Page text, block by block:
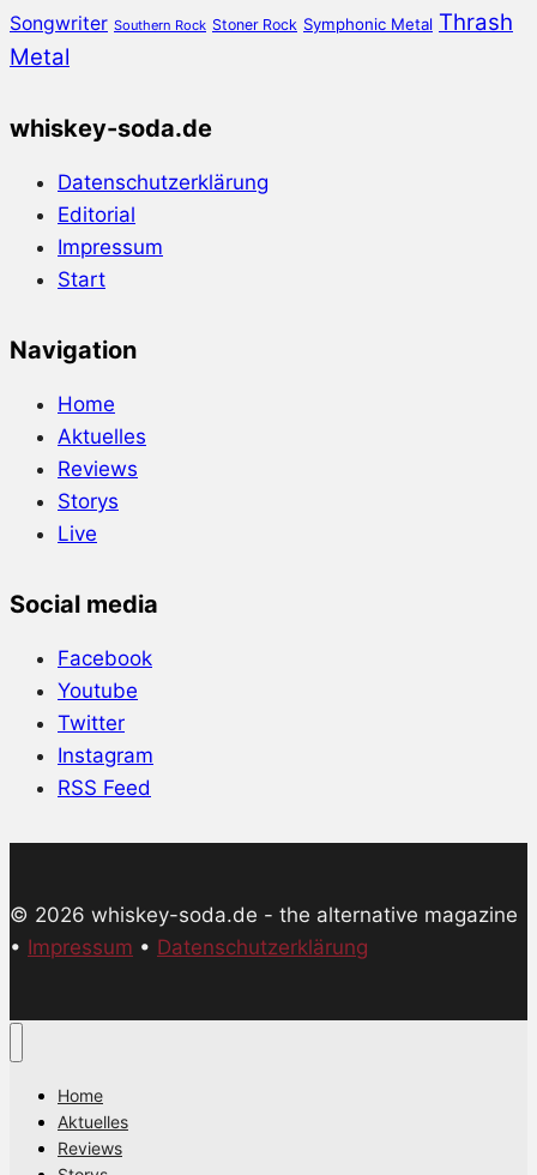
Songwriter Southern Rock Stoner Rock Symphonic Metal Thrash
Metal
whiskey-soda.de
Datenschutzerklärung
Editorial
Impressum
Start
Navigation
Home
Aktuelles
Reviews
Storys
Live
Social media
Facebook
Youtube
Twitter
Instagram
RSS Feed
© 2026 whiskey-soda.de - the alternative magazine
• Impressum • Datenschutzerklärung
Home
Aktuelles
Reviews